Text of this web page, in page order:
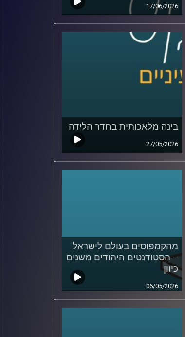
17/06/2026
בינה מלאכותית בחדר הלידה
27/05/2026
מהקמפוסים בעולם לישראל
– הסטודנטים היהודים משנים
כיוון
06/05/2026